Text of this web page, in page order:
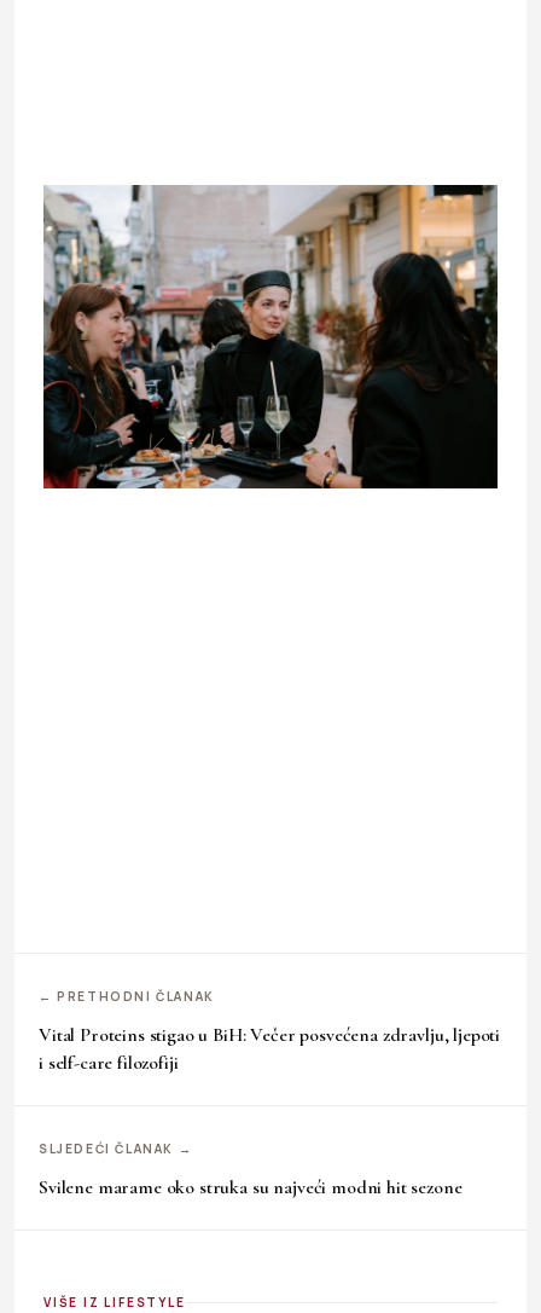
← PRETHODNI ČLANAK
Vital Proteins stigao u BiH: Večer posvećena zdravlju, ljepoti
i self-care filozofiji
SLJEDEĆI ČLANAK →
Svilene marame oko struka su najveći modni hit sezone
VIŠE IZ LIFESTYLE